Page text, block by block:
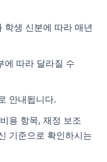
생 신분에 따라 매년
에 따라 달라질 수
안내됩니다.
용 항목, 재정 보조
기준으로 확인하시는